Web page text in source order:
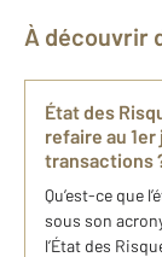
À
État des
refaire au
transactions
Qu’est-ce que
sous son
l’État des